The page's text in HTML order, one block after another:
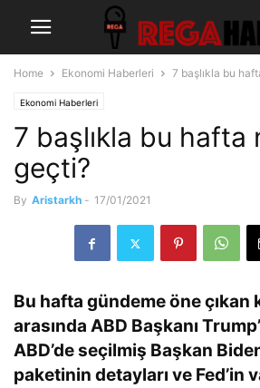
Home Ekonomi Haberleri 7 başlıkla bu
Ekonomi Haberleri
7 başlıkla bu hafta
geçti?
By Aristarkh - 17/01/2021
Bu hafta gündeme öne çıkan
arasında ABD Başkanı
ABD’de seçilmiş Başkan
paketinin detayları ve Fed’in